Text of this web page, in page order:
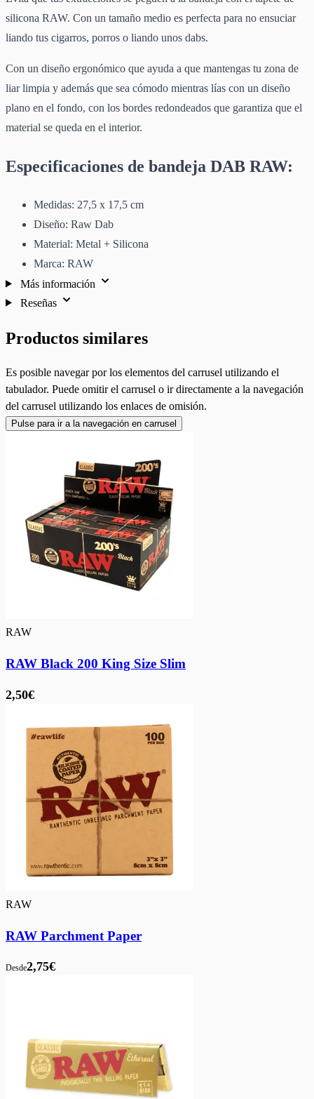
silicona RAW. Con un tamaño medio es perfecta para no ensuciar
liando tus cigarros, porros o liando unos dabs.
Con un diseño ergonómico que ayuda a que mantengas tu zona de
liar limpia y además que sea cómodo mientras lías con un diseño
plano en el fondo, con los bordes redondeados que garantiza que el
material se queda en el interior.
Especificaciones de bandeja DAB RAW:
Medidas: 27,5 x 17,5 cm
Diseño: Raw Dab
Material: Metal + Silicona
Marca: RAW
Más información
Reseñas
Productos similares
Es posible navegar por los elementos del carrusel utilizando el
tabulador. Puede omitir el carrusel o ir directamente a la navegación
del carrusel utilizando los enlaces de omisión.
Pulse para ir a la navegación en carrusel
RAW
RAW Black 200 King Size Slim
2,50€
RAW
RAW Parchment Paper
Desde2,75€